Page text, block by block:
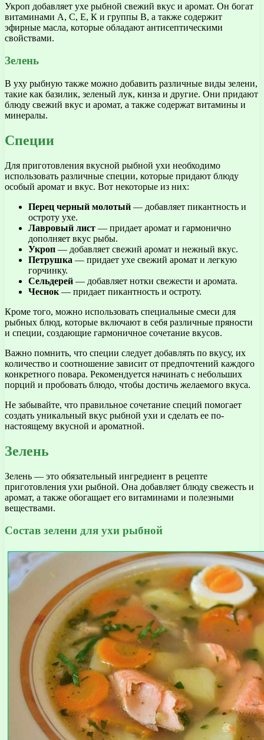
Укроп добавляет ухе рыбной свежий вкус и аромат. Он богат
витаминами А, С, Е, К и группы В, а также содержит
эфирные масла, которые обладают антисептическими
свойствами.
Зелень
В уху рыбную также можно добавить различные виды зелени,
такие как базилик, зеленый лук, кинза и другие. Они придают
блюду свежий вкус и аромат, а также содержат витамины и
минералы.
Специи
Для приготовления вкусной рыбной ухи необходимо
использовать различные специи, которые придают блюду
особый аромат и вкус. Вот некоторые из них:
Перец черный молотый — добавляет пикантность и
остроту ухе.
Лавровый лист — придает аромат и гармонично
дополняет вкус рыбы.
Укроп — добавляет свежий аромат и нежный вкус.
Петрушка — придает ухе свежий аромат и легкую
горчинку.
Сельдерей — добавляет нотки свежести и аромата.
Чеснок — придает пикантность и остроту.
Кроме того, можно использовать специальные смеси для
рыбных блюд, которые включают в себя различные пряности
и специи, создающие гармоничное сочетание вкусов.
Важно помнить, что специи следует добавлять по вкусу, их
количество и соотношение зависит от предпочтений каждого
конкретного повара. Рекомендуется начинать с небольших
порций и пробовать блюдо, чтобы достичь желаемого вкуса.
Не забывайте, что правильное сочетание специй помогает
создать уникальный вкус рыбной ухи и сделать ее по-
настоящему вкусной и ароматной.
Зелень
Зелень — это обязательный ингредиент в рецепте
приготовления ухи рыбной. Она добавляет блюду свежесть и
аромат, а также обогащает его витаминами и полезными
веществами.
Состав зелени для ухи рыбной